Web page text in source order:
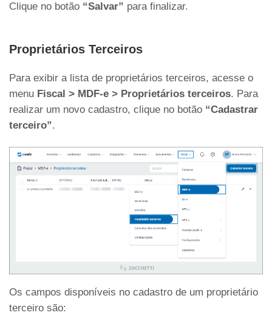
Clique no botão “Salvar” para finalizar.
Proprietários Terceiros
Para exibir a lista de proprietários terceiros, acesse o
menu Fiscal > MDF-e > Proprietários terceiros. Para
realizar um novo cadastro, clique no botão “Cadastrar
terceiro”.
Os campos disponíveis no cadastro de um proprietário
terceiro são: